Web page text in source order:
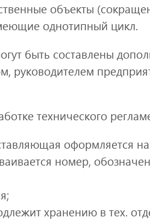
объекты
однотипный цикл.
быть составлены
руководителем
технического
оформляется
номер,
хранению в тех.